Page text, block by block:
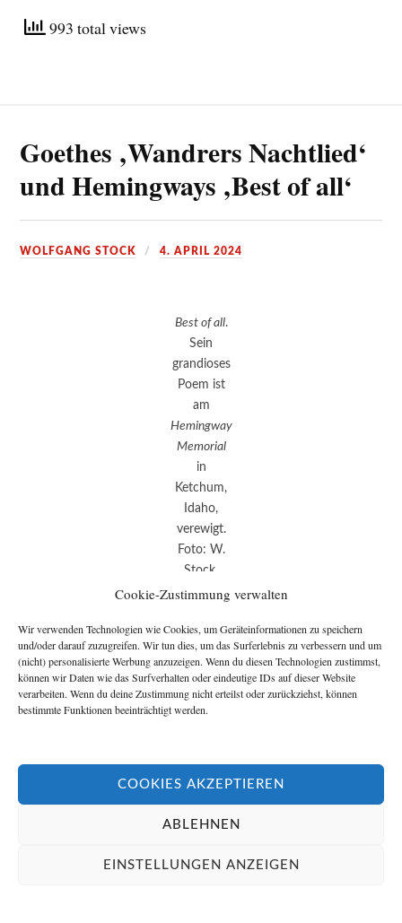
Cookie-Zustimmung verwalten
Wir verwenden Technologien wie Cookies, um Geräteinformationen zu speichern
und/oder darauf zuzugreifen. Wir tun dies, um das Surferlebnis zu verbessern und um
(nicht) personalisierte Werbung anzuzeigen. Wenn du diesen Technologien zustimmst,
können wir Daten wie das Surfverhalten oder eindeutige IDs auf dieser Website
verarbeiten. Wenn du deine Zustimmung nicht erteilst oder zurückziehst, können
bestimmte Funktionen beeinträchtigt werden.
COOKIES AKZEPTIEREN
ABLEHNEN
EINSTELLUNGEN ANZEIGEN
993 total views
Goethes ‚Wandrers Nachtlied‘
und Hemingways ‚Best of all‘
WOLFGANG STOCK 4. APRIL 2024
Best of all.
Sein
grandioses
Poem ist
am
Hemingway
Memorial
in
Ketchum,
Idaho,
verewigt.
Foto: W.
Stock,
2018.
Zwei Titanen der Literatur. Zwei Poeme. Die
Gemeinsamkeiten sind verblüffend. ZunächstWandrers
Nachtliedaus der Feder von Johann Wolfgang von
Über allen Gipfeln
Ist Ruh‘,